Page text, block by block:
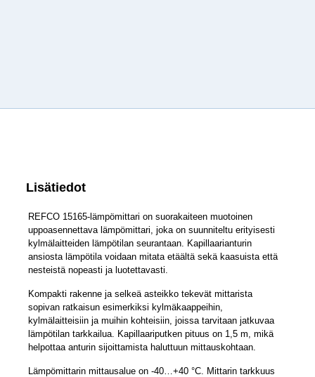
Lisätiedot
REFCO 15165-lämpömittari on suorakaiteen muotoinen
uppoasennettava lämpömittari, joka on suunniteltu erityisesti
kylmälaitteiden lämpötilan seurantaan. Kapillaarianturin
ansiosta lämpötila voidaan mitata etäältä sekä kaasuista että
nesteistä nopeasti ja luotettavasti.
Kompakti rakenne ja selkeä asteikko tekevät mittarista
sopivan ratkaisun esimerkiksi kylmäkaappeihin,
kylmälaitteisiin ja muihin kohteisiin, joissa tarvitaan jatkuvaa
lämpötilan tarkkailua. Kapillaariputken pituus on 1,5 m, mikä
helpottaa anturin sijoittamista haluttuun mittauskohtaan.
Lämpömittarin mittausalue on -40…+40 °C. Mittarin tarkkuus